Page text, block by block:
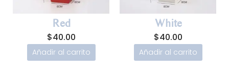
Red
$40.00
Añadir al carrito
White
$40.00
Añadir al carrito